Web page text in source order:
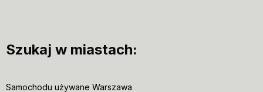
Szukaj w miastach:
Samochodu używane Warszawa